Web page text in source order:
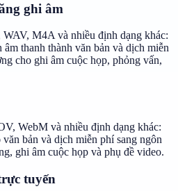
ghi âm
M4A và nhiều định dạng khác:
thanh thành văn bản và dịch miễn
cho ghi âm cuộc họp, phỏng vấn,
WebM và nhiều định dạng khác:
bản và dịch miễn phí sang ngôn
ghi âm cuộc họp và phụ đề video.
tuyến